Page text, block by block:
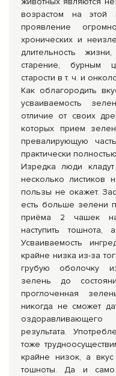
возрастом на этой
проявление
хронических и
длительность
старение, бурным
старости в т. ч. и
Как облагородить
усваиваемость
отличие от своих
которых прием
превалирующую
практически
Изредка люди
несколько листиков
пользы не окажет.
есть больше зелени
приёма 2 чашек
наступить
Усваиваемость
крайне низка из-за
грубую оболочку
зелень до
проглоченная
никогда не сможет
результата.
тоже
крайне низок, а
тошноты. Да и само